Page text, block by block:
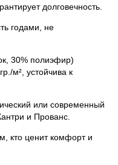
долговечность.
годами, не
30% полиэфир)
м², устойчива к
или современный
и Прованс.
кто ценит комфорт и